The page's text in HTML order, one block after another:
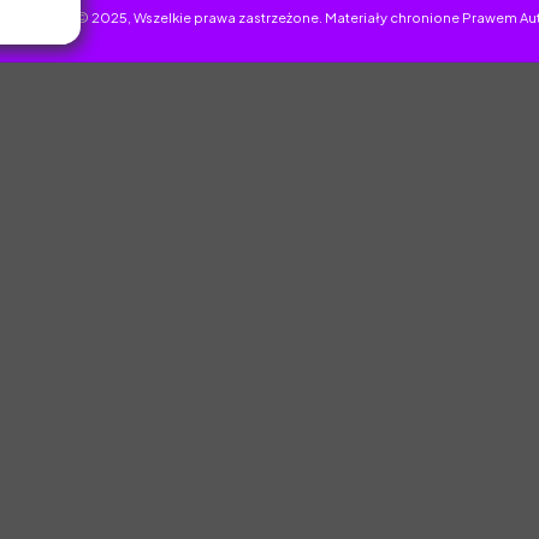
© 2025, Wszelkie prawa zastrzeżone. Materiały chronione Prawem